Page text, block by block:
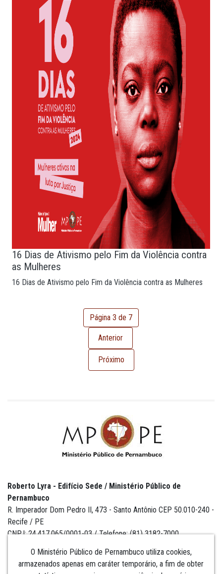
16 Dias de Ativismo pelo Fim da Violência contra
as Mulheres
16 Dias de Ativismo pelo Fim da Violência contra as Mulheres
Página 3 de 7
Anterior
Próximo
O Ministério Público de Pernambuco utiliza cookies,
armazenados apenas em caráter temporário, a fim de obter
Roberto Lyra - Edifício Sede / Ministério Público de
Pernambuco
R. Imperador Dom Pedro II, 473 - Santo Antônio CEP 50.010-240 -
Recife / PE
CNPJ: 24.417.065/0001-03 / Telefone: (81) 3182-7000